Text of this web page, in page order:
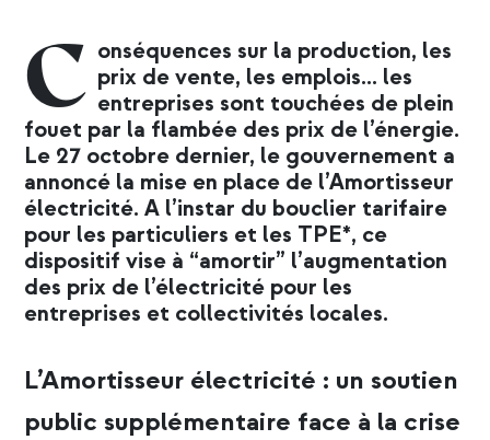
C onséquences sur la production, les
prix de vente, les emplois… les
entreprises sont touchées de plein
fouet par la flambée des prix de l’énergie.
Le 27 octobre dernier, le gouvernement a
annoncé la mise en place de l’Amortisseur
électricité. A l’instar du bouclier tarifaire
pour les particuliers et les TPE*, ce
dispositif vise à “amortir” l’augmentation
des prix de l’électricité pour les
entreprises et collectivités locales.
L’Amortisseur électricité : un soutien
public supplémentaire face à la crise